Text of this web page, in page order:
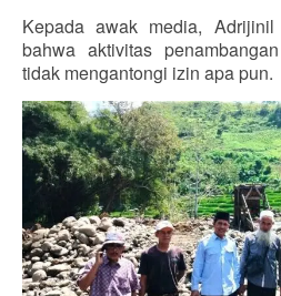
Kepada awak media, Adrijinil
bahwa aktivitas
tidak mengantongi izin apa pun.